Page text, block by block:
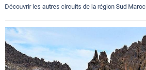
Découvrir les autres circuits de la région Sud Maroc